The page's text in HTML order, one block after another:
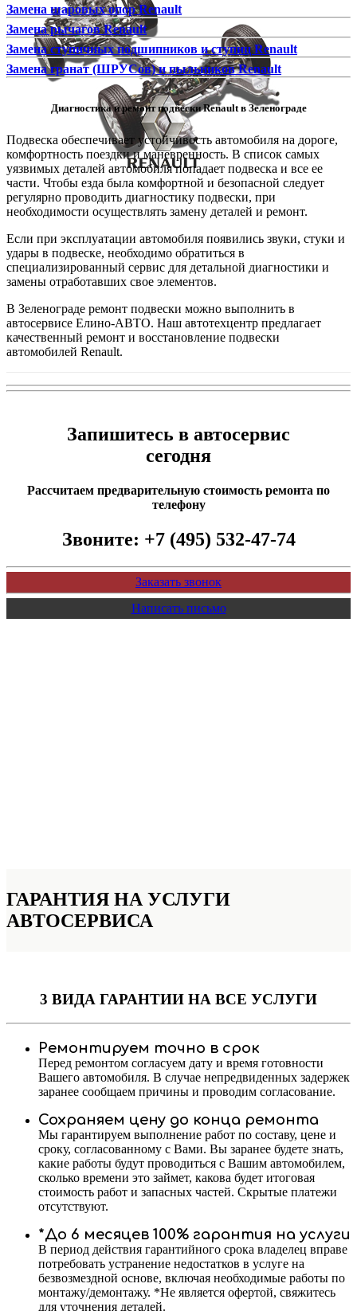
Замена шаровых опор Renault
Замена рычагов Renault
Замена ступичных подшипников и ступиц Renault
Замена гранат (ШРУСов) и пыльников Renault
Диагностика и ремонт подвески Renault в Зеленограде
Подвеска обеспечивает устойчивость автомобиля на дороге,
комфортность поездки и маневренность. В список самых
уязвимых деталей автомобиля попадает подвеска и все ее
части. Чтобы езда была комфортной и безопасной следует
регулярно проводить диагностику подвески, при
необходимости осуществлять замену деталей и ремонт.
Если при эксплуатации автомобиля появились звуки, стуки и
удары в подвеске, необходимо обратиться в
специализированный сервис для детальной диагностики и
замены отработавших свое элементов.
В Зеленограде ремонт подвески можно выполнить в
автосервисе Елино-АВТО. Наш автотехцентр предлагает
качественный ремонт и восстановление подвески
автомобилей Renault.
Запишитесь в автосервис
сегодня
Рассчитаем предварительную стоимость ремонта по
телефону
Звоните: +7 (495) 532-47-74
Заказать звонок
Написать письмо
ГАРАНТИЯ НА УСЛУГИ
АВТОСЕРВИСА
3 ВИДА ГАРАНТИИ НА ВСЕ УСЛУГИ
Ремонтируем точно в срок
Перед ремонтом согласуем дату и время готовности
Вашего автомобиля. В случае непредвиденных задержек
заранее сообщаем причины и проводим согласование.
Сохраняем цену до конца ремонта
Мы гарантируем выполнение работ по составу, цене и
сроку, согласованному с Вами. Вы заранее будете знать,
какие работы будут проводиться с Вашим автомобилем,
сколько времени это займет, какова будет итоговая
стоимость работ и запасных частей. Скрытые платежи
отсутствуют.
*До 6 месяцев 100% гарантия на услуги
В период действия гарантийного срока владелец вправе
потребовать устранение недостатков в услуге на
безвозмездной основе, включая необходимые работы по
монтажу/демонтажу. *Не является офертой, свяжитесь
для уточнения деталей.